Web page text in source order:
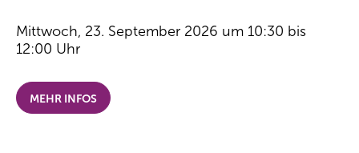
Mittwoch, 23. September 2026 um 10:30 bis
12:00 Uhr
MEHR INFOS